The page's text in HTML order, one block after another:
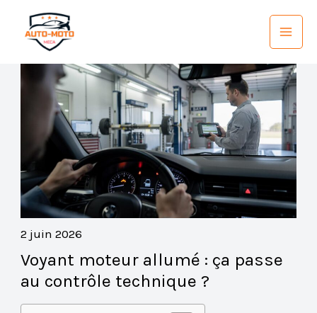
contenu
2 juin 2026
Voyant moteur allumé : ça passe
au contrôle technique ?